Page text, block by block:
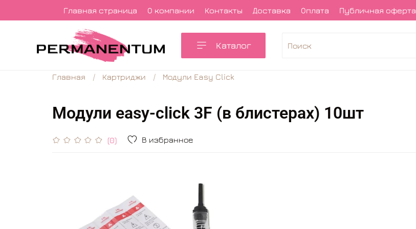
Главная страница О компании Контакты Доставка Оплата Публичная оферта
Каталог
Главная Картриджи Модули Easy Click
Модули easy-click 3F (в блистерах) 10шт
(0) В избранное